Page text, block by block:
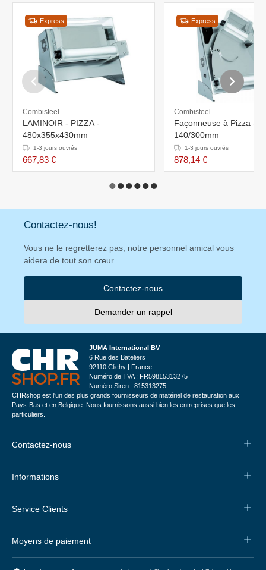
Express
Combisteel
LAMINOIR - PIZZA -
480x355x430mm
1-3 jours ouvrés
667,83 €
Express
Combisteel
Façonneuse à Pizza -
140/300mm
1-3 jours ouvrés
878,14 €
Contactez-nous!
Vous ne le regretterez pas, notre personnel amical vous
aidera de tout son cœur.
Contactez-nous
Demander un rappel
JUMA International BV
6 Rue des Bateliers
92110 Clichy | France
Numéro de TVA : FR59815313275
Numéro Siren : 815313275
CHRshop est l'un des plus grands fournisseurs de matériel de restauration aux
Pays-Bas et en Belgique. Nous fournissons aussi bien les entreprises que les
particuliers.
Contactez-nous
Informations
Service Clients
Moyens de paiement